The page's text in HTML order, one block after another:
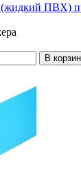
ПВХ)
В